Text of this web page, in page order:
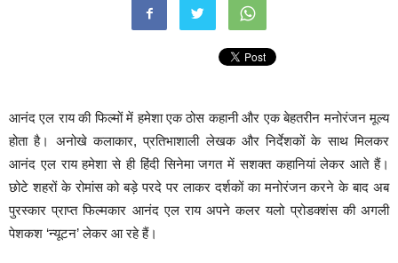
आनंद एल राय की फिल्मों में हमेशा एक ठोस कहानी और एक बेहतरीन मनोरंजन मूल्य
होता है। अनोखे कलाकार, प्रतिभाशाली लेखक और निर्देशकों के साथ मिलकर
आनंद एल राय हमेशा से ही हिंदी सिनेमा जगत में सशक्त कहानियां लेकर आते हैं।
छोटे शहरों के रोमांस को बड़े परदे पर लाकर दर्शकों का मनोरंजन करने के बाद अब
पुरस्कार प्राप्त फिल्मकार आनंद एल राय अपने कलर यलो प्रोडक्शंस की अगली
पेशकश ‘न्यूटन’ लेकर आ रहे हैं।